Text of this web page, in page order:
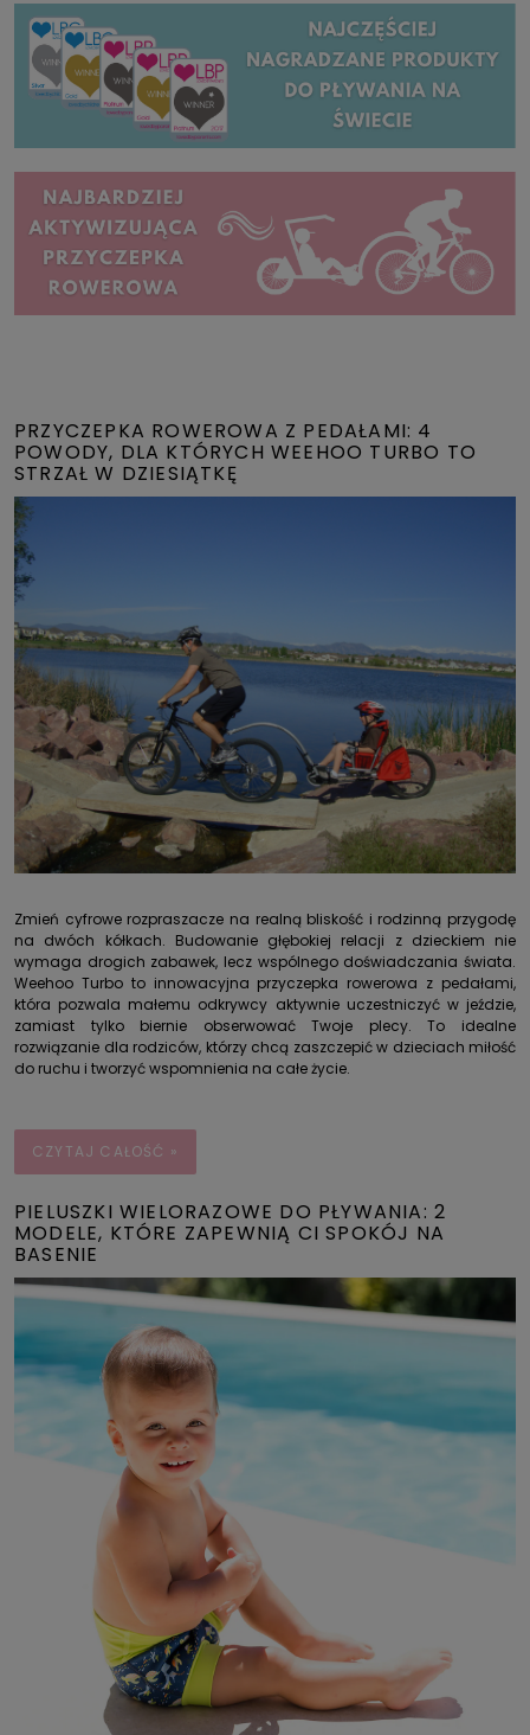
PRZYCZEPKA ROWEROWA Z PEDAŁAMI: 4
POWODY, DLA KTÓRYCH WEEHOO TURBO TO
STRZAŁ W DZIESIĄTKĘ
Zmień cyfrowe rozpraszacze na realną bliskość i rodzinną przygodę
na dwóch kółkach. Budowanie głębokiej relacji z dzieckiem nie
wymaga drogich zabawek, lecz wspólnego doświadczania świata.
Weehoo Turbo to innowacyjna przyczepka rowerowa z pedałami,
która pozwala małemu odkrywcy aktywnie uczestniczyć w jeździe,
zamiast tylko biernie obserwować Twoje plecy. To idealne
rozwiązanie dla rodziców, którzy chcą zaszczepić w dzieciach miłość
do ruchu i tworzyć wspomnienia na całe życie.
CZYTAJ CAŁOŚĆ »
PIELUSZKI WIELORAZOWE DO PŁYWANIA: 2
MODELE, KTÓRE ZAPEWNIĄ CI SPOKÓJ NA
BASENIE